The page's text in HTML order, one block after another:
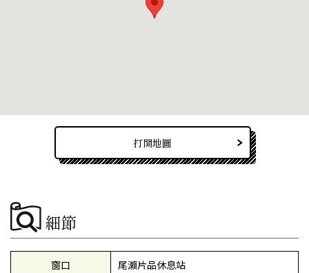
打開地圖
細節
窗口
尾瀨片品休息站